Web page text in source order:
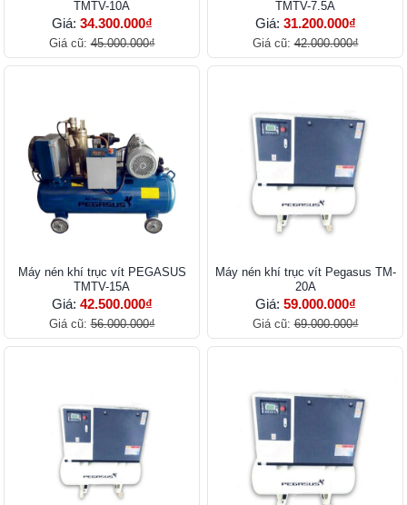
TMTV-10A
Giá: 34.300.000₫
Giá cũ:45.000.000₫
TMTV-7.5A
Giá: 31.200.000₫
Giá cũ:42.000.000₫
Máy nén khí trục vít PEGASUS
TMTV-15A
Giá: 42.500.000₫
Giá cũ:56.000.000₫
Máy nén khí trục vít Pegasus TM-
20A
Giá: 59.000.000₫
Giá cũ:69.000.000₫